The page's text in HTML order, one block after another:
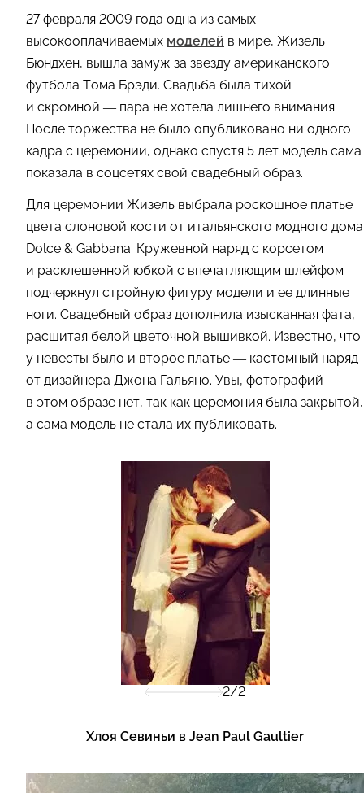
27 февраля 2009 года одна из самых
высокооплачиваемых моделей в мире, Жизель
Бюндхен, вышла замуж за звезду американского
футбола Тома Брэди. Свадьба была тихой
и скромной — пара не хотела лишнего внимания.
После торжества не было опубликовано ни одного
кадра с церемонии, однако спустя 5 лет модель сама
показала в соцсетях свой свадебный образ.
Для церемонии Жизель выбрала роскошное платье
цвета слоновой кости от итальянского модного дома
Dolce & Gabbana. Кружевной наряд с корсетом
и расклешенной юбкой с впечатляющим шлейфом
подчеркнул стройную фигуру модели и ее длинные
ноги. Свадебный образ дополнила изысканная фата,
расшитая белой цветочной вышивкой. Известно, что
у невесты было и второе платье — кастомный наряд
от дизайнера Джона Гальяно. Увы, фотографий
в этом образе нет, так как церемония была закрытой,
а сама модель не стала их публиковать.
2/2
Хлоя Севиньи в Jean Paul Gaultier